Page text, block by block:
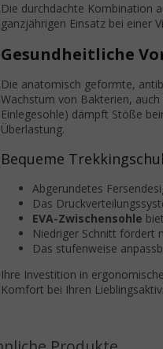
Die durchdachte Kombination
ganzjährigen Einsatz bei einer
Gesundheitliche
Die anatomisch geformte,
Wachstum von Bakterien,
Einlegesohle) dämpft Stöße
Überlastung.
Bequeme
Abgerundetes
Das
EVA-Zwischensohle
Niedriger Schnitt fördert
Das stufenweise
Ihre Investition in
Komfort bei Ihren